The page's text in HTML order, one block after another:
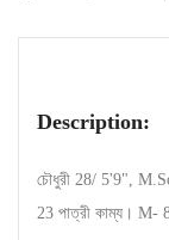
Description:
চৌধুরী 28/ 5'9", M.Sc.,
23 পাত্রী কাম্য।